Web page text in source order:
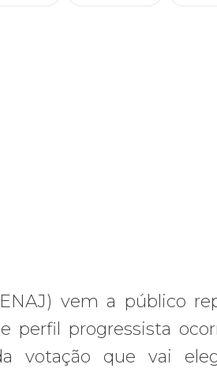
vem a público
perfil progressista
votação que vai